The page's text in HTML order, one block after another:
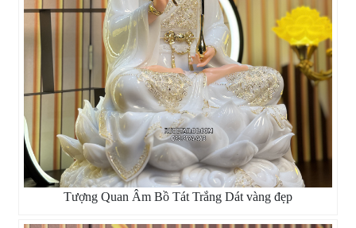
Tượng Quan Âm Bồ Tát Trắng Dát vàng đẹp